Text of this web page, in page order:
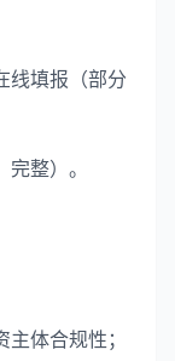
线填报（部分
整）。
体合规性；